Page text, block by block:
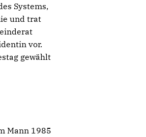
Systems,
und trat
vor.
gewählt
Mann 1985